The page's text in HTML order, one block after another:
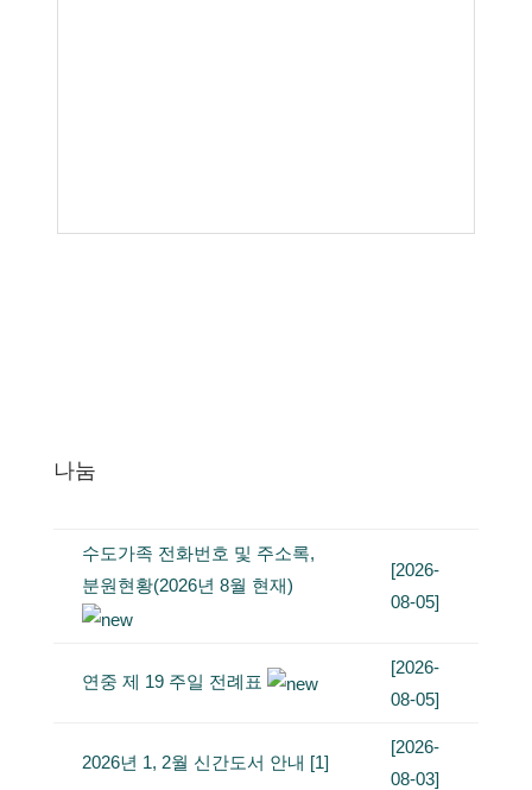
나눔
수도가족 전화번호 및 주소록,
분원현황(2026년 8월 현재)
[2026-
08-05]
연중 제 19 주일 전례표
[2026-
08-05]
2026년 1, 2월 신간도서 안내 [1]
[2026-
08-03]